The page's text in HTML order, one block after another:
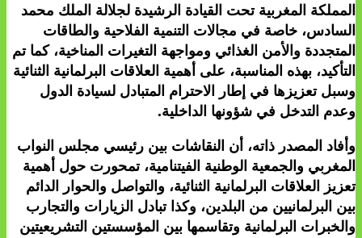
المملكة المغربية تحت القيادة الرشيدة لجلالة الملك محمد
السادس، خاصة في مجالات التنمية الفلاحية والطاقات
المتجددة والأمن الغذائي ومواجهة التغيرات المناخية، كما تم
التأكيد، بهذه المناسبة، على أهمية العلاقات البرلمانية الثنائية
وسبل تعزيزها في إطار الاحترام المتبادل لسيادة الدول
وعدم التدخل في شؤونها الداخلية.
وأفاد المصدر ذاته، أن النقاشات بين رئيسي مجلس النواب
المغربي والجمعية الوطنية الفيتنامية، تمحورت حول أهمية
تعزيز العلاقات البرلمانية الثنائية، والتواصل والحوار الدائم
بين البرلمانيين من البلدين، وكذا تبادل الزيارات والتجارب
والخبرات البرلمانية وتقاسمها بين المؤسستين التشريعيتين